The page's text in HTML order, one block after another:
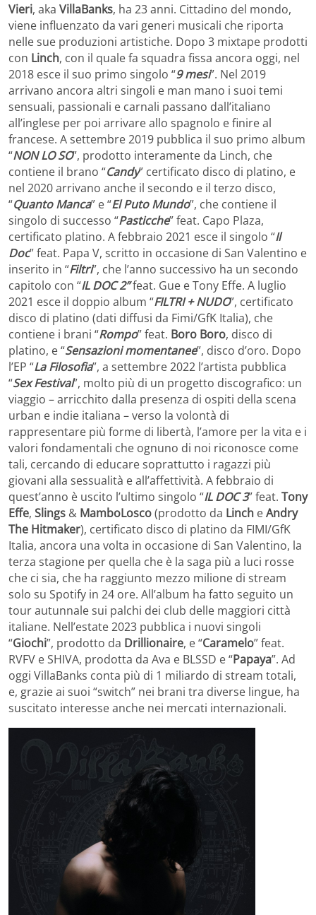
Vieri, aka VillaBanks, ha 23 anni. Cittadino del mondo,
viene influenzato da vari generi musicali che riporta
nelle sue produzioni artistiche. Dopo 3 mixtape prodotti
con Linch, con il quale fa squadra fissa ancora oggi, nel
2018 esce il suo primo singolo “9 mesi”. Nel 2019
arrivano ancora altri singoli e man mano i suoi temi
sensuali, passionali e carnali passano dall’italiano
all’inglese per poi arrivare allo spagnolo e finire al
francese. A settembre 2019 pubblica il suo primo album
“NON LO SO”, prodotto interamente da Linch, che
contiene il brano “Candy” certificato disco di platino, e
nel 2020 arrivano anche il secondo e il terzo disco,
“Quanto Manca” e “El Puto Mundo”, che contiene il
singolo di successo “Pasticche” feat. Capo Plaza,
certificato platino. A febbraio 2021 esce il singolo “Il
Doc” feat. Papa V, scritto in occasione di San Valentino e
inserito in “Filtri”, che l’anno successivo ha un secondo
capitolo con “IL DOC 2”feat. Gue e Tony Effe. A luglio
2021 esce il doppio album “FILTRI + NUDO”, certificato
disco di platino (dati diffusi da Fimi/GfK Italia), che
contiene i brani “Rompo” feat. Boro Boro, disco di
platino, e “Sensazioni momentanee”, disco d’oro. Dopo
l’EP “La Filosofia”, a settembre 2022 l’artista pubblica
“Sex Festival”, molto più di un progetto discografico: un
viaggio – arricchito dalla presenza di ospiti della scena
urban e indie italiana – verso la volontà di
rappresentare più forme di libertà, l’amore per la vita e i
valori fondamentali che ognuno di noi riconosce come
tali, cercando di educare soprattutto i ragazzi più
giovani alla sessualità e all’affettività. A febbraio di
quest’anno è uscito l’ultimo singolo “IL DOC 3” feat. Tony
Effe, Slings & MamboLosco(prodotto da Linch eAndry
The Hitmaker), certificato disco di platino da FIMI/GfK
Italia, ancora una volta in occasione di San Valentino, la
terza stagione per quella che è la saga più a luci rosse
che ci sia, che ha raggiunto mezzo milione di stream
solo su Spotify in 24 ore. All’album ha fatto seguito un
tour autunnale sui palchi dei club delle maggiori città
italiane. Nell’estate 2023 pubblica i nuovi singoli
“Giochi”, prodotto da Drillionaire, e “Caramelo” feat.
RVFV e SHIVA, prodotta da Ava e BLSSD e “Papaya”. Ad
oggi VillaBanks conta più di 1 miliardo di stream totali,
e, grazie ai suoi “switch” nei brani tra diverse lingue, ha
suscitato interesse anche nei mercati internazionali.